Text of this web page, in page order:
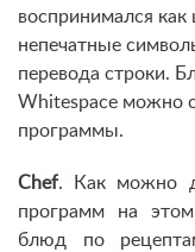
воспринимался
непечатные
перевода строки.
Whitespace можно
программы.
Chef. Как можно
программ на
блюд по